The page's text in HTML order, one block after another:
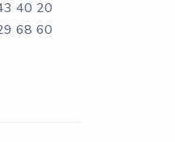
40 20
68 60